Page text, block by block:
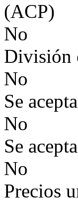
(ACP)
No
División
No
Se
No
Se
No
Precios